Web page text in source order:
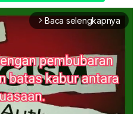
arrow_forward_ios Baca selengkapnya